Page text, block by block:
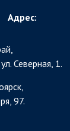
Адрес:
Северная, 1.
97.